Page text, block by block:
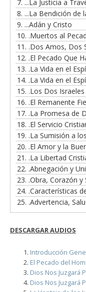
7. ...La Justicia a
8. ...La Bendición de
9. ...Adán y Cristo
10. .Muertos al
11. .Dos Amos, Dos
12. .El Pecado Que
13. .La Vida en el
14. .La Vida en el
15. .Los Dos Israeles
16. .El Remanente
17. .La Promesa de
18. .El Servicio
19. .La Sumisión a
20. .El Amor y la
21. .La Libertad
22. .Abnegación y
23. .Obra, Corazón y
24. .Características
25. .Advertencia,
DESCARGARAUDIOS
Introducción
El Pecado del
Dios Nos Juzgará
Dios Nos Juzgará